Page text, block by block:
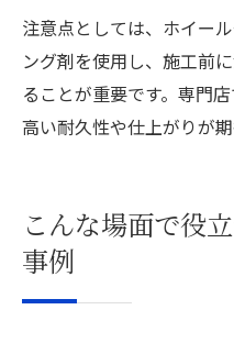
注意点としては、ホイー
ング剤を使用し、施工前
ることが重要です。専門
高い耐久性や仕上がりが期
こんな場面で役
事例